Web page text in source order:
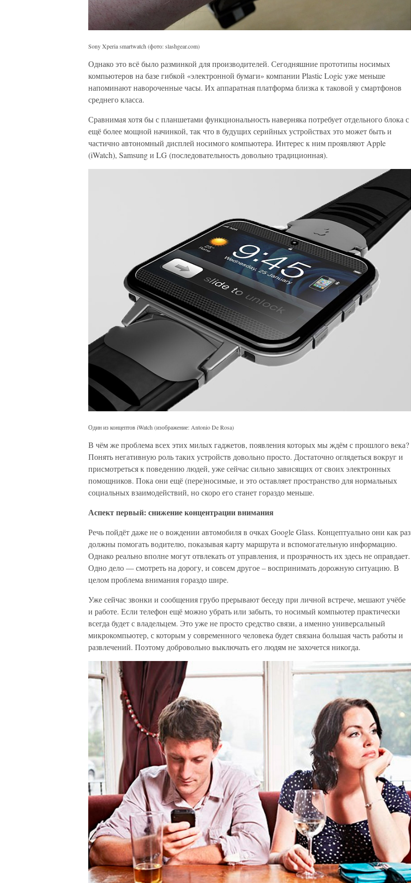
Sony Xperia smartwatch (фото: slashgear.com)
Однако это всё было разминкой для производителей. Сегодняшние прототипы носимых
компьютеров на базе гибкой «электронной бумаги» компании Plastic Logic уже меньше
напоминают навороченные часы. Их аппаратная платформа близка к таковой у смартфонов
среднего класса.
Сравнимая хотя бы с планшетами функциональность наверняка потребует отдельного блока с
ещё более мощной начинкой, так что в будущих серийных устройствах это может быть и
частично автономный дисплей носимого компьютера. Интерес к ним проявляют Apple
(iWatch), Samsung и LG (последовательность довольно традиционная).
Один из концептов iWatch (изображение: Antonio De Rosa)
В чём же проблема всех этих милых гаджетов, появления которых мы ждём с прошлого века?
Понять негативную роль таких устройств довольно просто. Достаточно оглядеться вокруг и
присмотреться к поведению людей, уже сейчас сильно зависящих от своих электронных
помощников. Пока они ещё (пере)носимые, и это оставляет пространство для нормальных
социальных взаимодействий, но скоро его станет гораздо меньше.
Аспект первый: снижение концентрации внимания
Речь пойдёт даже не о вождении автомобиля в очках Google Glass. Концептуально они как раз
должны помогать водителю, показывая карту маршрута и вспомогательную информацию.
Однако реально вполне могут отвлекать от управления, и прозрачность их здесь не оправдает.
Одно дело — смотреть на дорогу, и совсем другое – воспринимать дорожную ситуацию. В
целом проблема внимания гораздо шире.
Уже сейчас звонки и сообщения грубо прерывают беседу при личной встрече, мешают учёбе
и работе. Если телефон ещё можно убрать или забыть, то носимый компьютер практически
всегда будет с владельцем. Это уже не просто средство связи, а именно универсальный
микрокомпьютер, с которым у современного человека будет связана большая часть работы и
развлечений. Поэтому добровольно выключать его людям не захочется никогда.